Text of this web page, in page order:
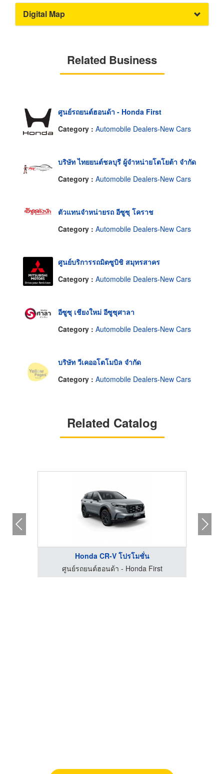
Digital Map
Related Business
ศูนย์รถยนต์ฮอนด้า - Honda First
Category : Automobile Dealers-New Cars
บริษัท ไทยยนต์ชลบุรี ผู้จำหน่ายโตโยต้า จำกัด
Category : Automobile Dealers-New Cars
ตัวแทนจำหน่ายรถ อีซูซุ โคราช
Category : Automobile Dealers-New Cars
ศูนย์บริการรถมิตซูบิชิ สมุทรสาคร
Category : Automobile Dealers-New Cars
อีซูซุ เชียงใหม่ อีซูซุศาลา
Category : Automobile Dealers-New Cars
บริษัท วีเคออโตโมบิล จำกัด
Category : Automobile Dealers-New Cars
Related Catalog
Honda CR-V โปรโมชั่น
ศูนย์รถยนต์ฮอนด้า - Honda First